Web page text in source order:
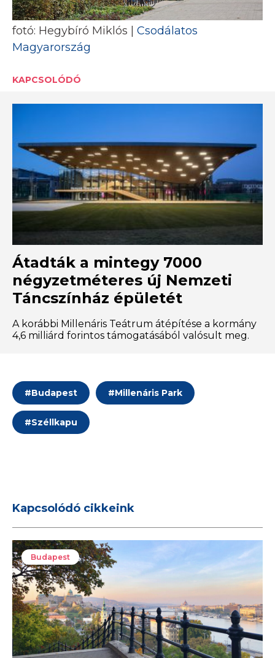
fotó: Hegybíró Miklós | Csodálatos
Magyarország
KAPCSOLÓDÓ
Átadták a mintegy 7000
négyzetméteres új Nemzeti
Táncszínház épületét
A korábbi Millenáris Teátrum átépítése a kormány
4,6 milliárd forintos támogatásából valósult meg.
#Budapest #Millenáris Park
#Széllkapu
Kapcsolódó cikkeink
Budapest